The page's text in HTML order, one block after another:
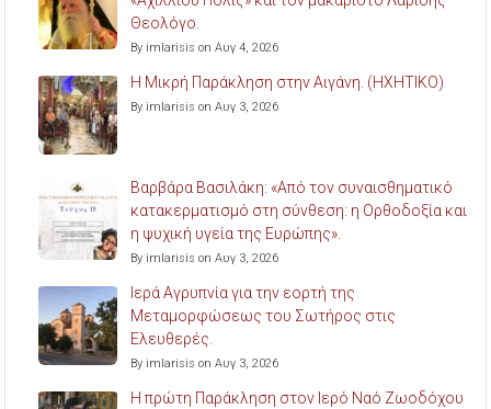
Θεολόγο.
By imlarisis on Αυγ 4, 2026
Η Μικρή Παράκληση στην Αιγάνη. (ΗΧΗΤΙΚΟ)
By imlarisis on Αυγ 3, 2026
Βαρβάρα Βασιλάκη: «Από τον συναισθηματικό
κατακερματισμό στη σύνθεση: η Ορθοδοξία και
η ψυχική υγεία της Ευρώπης».
By imlarisis on Αυγ 3, 2026
Ιερά Αγρυπνία για την εορτή της
Μεταμορφώσεως του Σωτήρος στις
Ελευθερές.
By imlarisis on Αυγ 3, 2026
Η πρώτη Παράκληση στον Ιερό Ναό Ζωοδόχου